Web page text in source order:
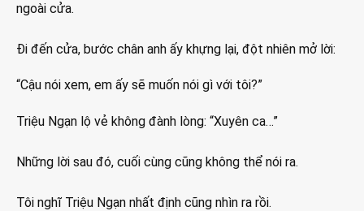
ngoài cửa.
Đi đến cửa, bước chân anh ấy khựng lại, đột nhiên mở lời:
“Cậu nói xem, em ấy sẽ muốn nói gì với tôi?”
Triệu Ngạn lộ vẻ không đành lòng: “Xuyên ca…”
Những lời sau đó, cuối cùng cũng không thể nói ra.
Tôi nghĩ Triệu Ngạn nhất định cũng nhìn ra rồi.